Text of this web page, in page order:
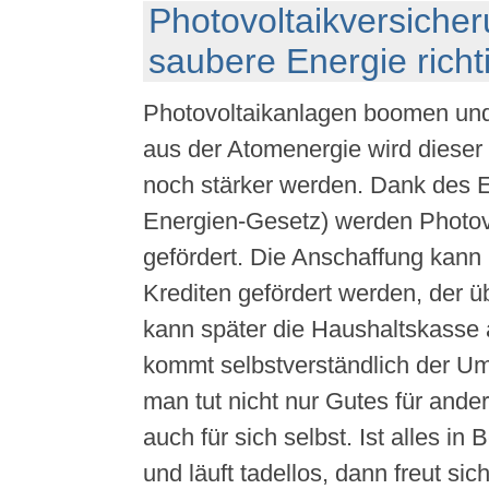
saubere Energie
Photovoltaikanlagen boomen
aus der Atomenergie wird
noch stärker werden. Dank des
Energien-Gesetz) werden
gefördert. Die Anschaffung
Krediten gefördert werden, der
kann später die Haushaltskasse
kommt selbstverständlich der
man tut nicht nur Gutes für
auch für sich selbst. Ist alles in
und läuft tadellos, dann freut